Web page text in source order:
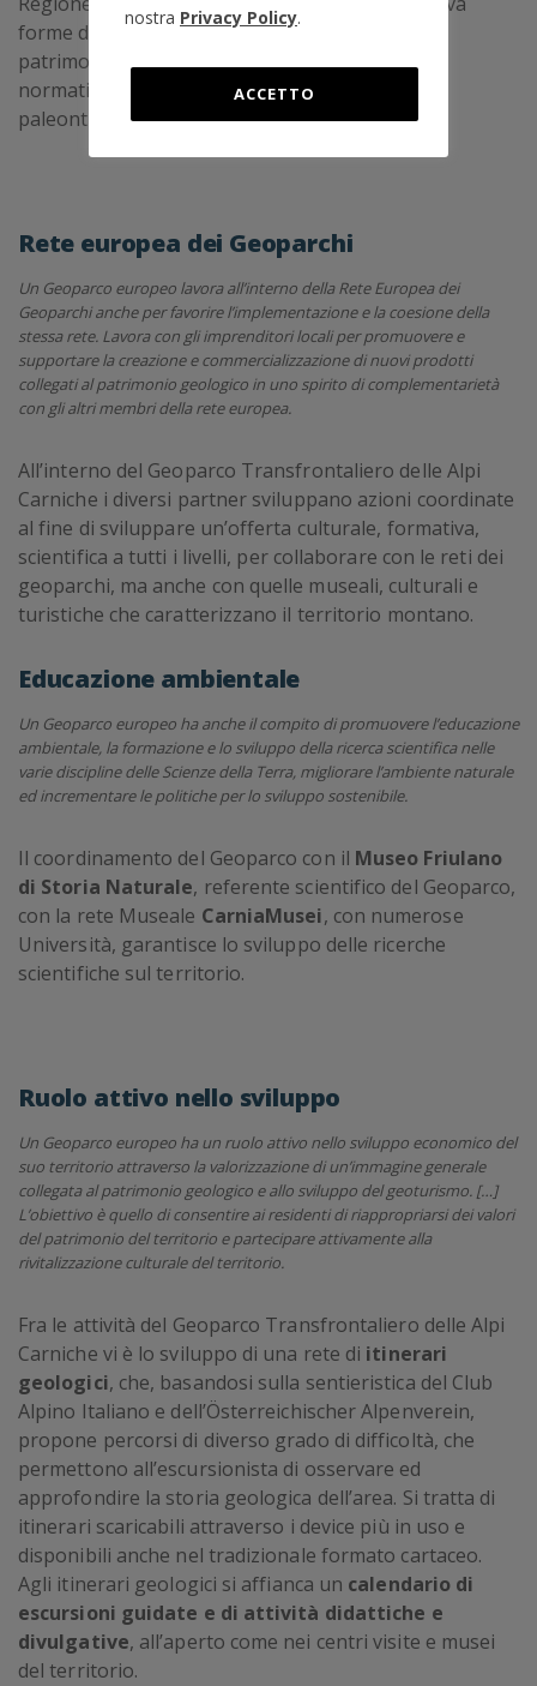
forme di tutela e valorizzazione sostenibile del
patrimonio geologico, che si aggiungono alla
normativa nazionale a protezione dei beni
paleontologici.
Rete europea dei Geoparchi
Un Geoparco europeo lavora all’interno della Rete Europea dei
Geoparchi anche per favorire l’implementazione e la coesione della
stessa rete. Lavora con gli imprenditori locali per promuovere e
supportare la creazione e commercializzazione di nuovi prodotti
collegati al patrimonio geologico in uno spirito di complementarietà
con gli altri membri della rete europea.
All’interno del Geoparco Transfrontaliero delle Alpi
Carniche i diversi partner sviluppano azioni coordinate
al fine di sviluppare un’offerta culturale, formativa,
scientifica a tutti i livelli, per collaborare con le reti dei
geoparchi, ma anche con quelle museali, culturali e
turistiche che caratterizzano il territorio montano.
Educazione ambientale
Un Geoparco europeo ha anche il compito di promuovere l’educazione
ambientale, la formazione e lo sviluppo della ricerca scientifica nelle
varie discipline delle Scienze della Terra, migliorare l’ambiente naturale
ed incrementare le politiche per lo sviluppo sostenibile.
Il coordinamento del Geoparco con il Museo Friulano
di Storia Naturale, referente scientifico del Geoparco,
con la rete Museale CarniaMusei, con numerose
Università, garantisce lo sviluppo delle ricerche
scientifiche sul territorio.
Ruolo attivo nello sviluppo
Un Geoparco europeo ha un ruolo attivo nello sviluppo economico del
suo territorio attraverso la valorizzazione di un’immagine generale
collegata al patrimonio geologico e allo sviluppo del geoturismo. […]
L’obiettivo è quello di consentire ai residenti di riappropriarsi dei valori
del patrimonio del territorio e partecipare attivamente alla
rivitalizzazione culturale del territorio.
Fra le attività del Geoparco Transfrontaliero delle Alpi
Carniche vi è lo sviluppo di una rete di itinerari
geologici, che, basandosi sulla sentieristica del Club
Alpino Italiano e dell’Österreichischer Alpenverein,
propone percorsi di diverso grado di difficoltà, che
permettono all’escursionista di osservare ed
approfondire la storia geologica dell’area. Si tratta di
itinerari scaricabili attraverso i device più in uso e
disponibili anche nel tradizionale formato cartaceo.
Agli itinerari geologici si affianca un calendario di
escursioni guidate e di attività didattiche e
divulgative, all’aperto come nei centri visite e musei
del territorio.
nostra Privacy Policy.
ACCETTO